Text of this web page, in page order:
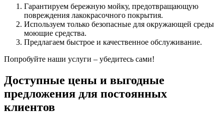
Гарантируем бережную мойку, предотвращающую
повреждения лакокрасочного покрытия.
Используем только безопасные для окружающей среды
моющие средства.
Предлагаем быстрое и качественное обслуживание.
Попробуйте наши услуги – убедитесь сами!
Доступные цены и выгодные
предложения для постоянных
клиентов